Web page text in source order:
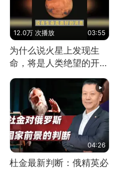
12.0万 次播放 03:55
为什么说火星上发现生
命，将是人类绝望的开
始？
04:26
杜金最新判断：俄精英必